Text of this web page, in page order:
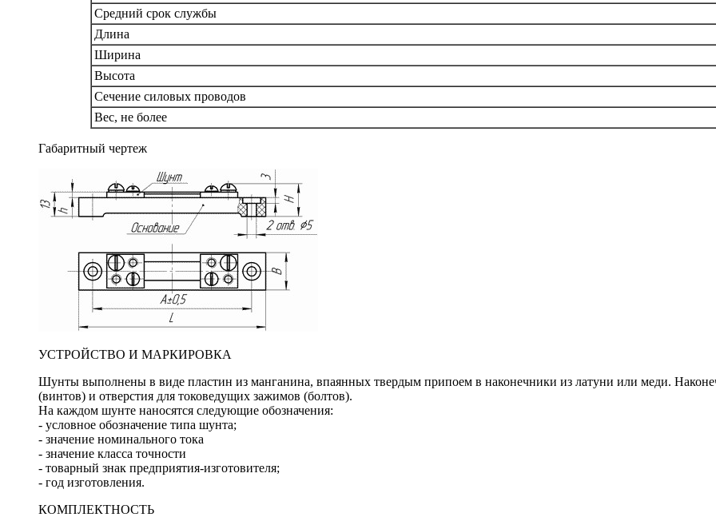
Средний срок службы
Длина
Ширина
Высота
Сечение силовых проводов
Вес, не более
Габаритный чертеж
УСТРОЙСТВО И МАРКИРОВКА
Шунты выполнены в виде пластин из манганина, впаянных твердым припоем в наконечники из латуни или меди.
(винтов) и отверстия для токоведущих зажимов (болтов).
На каждом шунте наносятся следующие обозначения:
- условное обозначение типа шунта;
- значение номинального тока
- значение класса точности
- товарный знак предприятия-изготовителя;
- год изготовления.
КОМПЛЕКТНОСТЬ